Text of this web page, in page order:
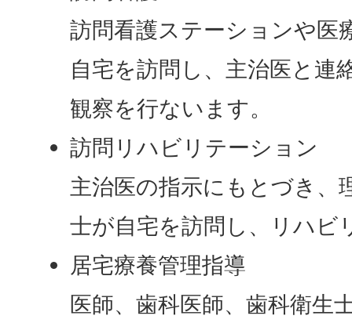
訪問看護ステーションや医
自宅を訪問し、主治医と連
観察を行ないます。
訪問リハビリテーション
主治医の指示にもとづき、
士が自宅を訪問し、リハビ
居宅療養管理指導
医師、歯科医師、歯科衛生